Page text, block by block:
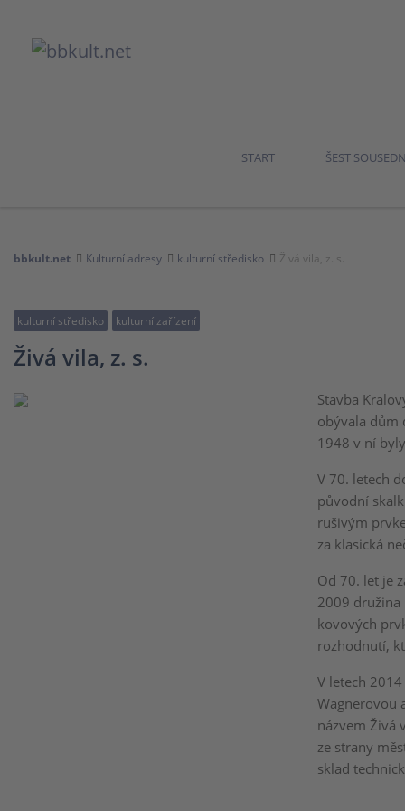
START ŠEST
bbkult.net Kulturní adresy kulturní středisko Živá vila, z. s.
kulturní středisko kulturní zařízení
Živá vila, z. s.
Stavba
obývala dům
1948 v ní
V 70. letech
původní
rušivým
za klasická
Od 70. let je
2009 družina
kovových
rozhodnutí,
V letech
Wagnerovou
názvem Živá
ze strany
sklad